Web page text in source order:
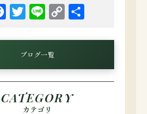
Facebook
Twitter
LineCopy
ブログ一覧
CATEGORY
カテゴリ